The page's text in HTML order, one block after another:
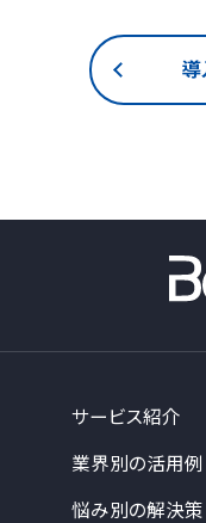
導
サービス紹介
業界別の活用例
悩み別の解決策